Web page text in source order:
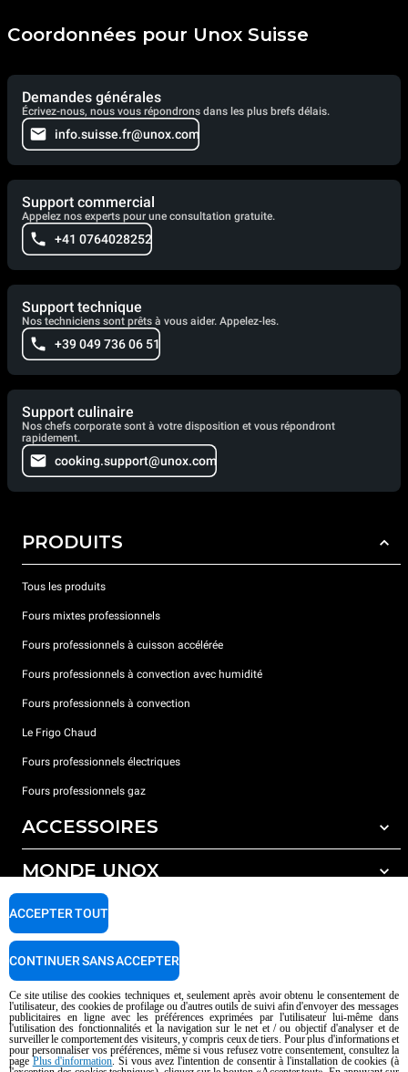
Coordonnées pour Unox Suisse
Demandes générales
Écrivez-nous, nous vous répondrons dans les plus brefs délais.
info.suisse.fr@unox.com
Support commercial
Appelez nos experts pour une consultation gratuite.
+41 0764028252
Support technique
Nos techniciens sont prêts à vous aider. Appelez-les.
+39 049 736 06 51
Support culinaire
Nos chefs corporate sont à votre disposition et vous répondront
rapidement.
cooking.support@unox.com
PRODUITS
Tous les produits
Fours mixtes professionnels
Fours professionnels à cuisson accélérée
Fours professionnels à convection avec humidité
Fours professionnels à convection
Le Frigo Chaud
Fours professionnels électriques
Fours professionnels gaz
ACCESSOIRES
Tous les accessoires
Détergents pour lavage automatique
Détergents pour lavage manuel
Traitement de l'eau avec filtres à résine
MONDE UNOX
Nos bureaux dans le monde
SUPPORT
Garantie Unox
Trouver les Centres SAV
Droits d'auteurt 2026 UNOX SpA Tous droits réservés. Reg.Papova n °
AI Content Disclaimer Privacy policy Cookie policy
Ce site utilise des cookies techniques et, seulement après avoir obtenu le consentement de
l'utilisateur, des cookies de profilage ou d'autres outils de suivi afin d'envoyer des messages
publicitaires en ligne avec les préférences exprimées par l'utilisateur lui-même dans
l'utilisation des fonctionnalités et la navigation sur le net et / ou objectif d'analyser et de
surveiller le comportement des visiteurs, y compris ceux de tiers. Pour plus d'informations et
pour personnaliser vos préférences, même si vous refusez votre consentement, consultez la
page Plus d'information. Si vous avez l'intention de consentir à l'installation de cookies (à
ACCEPTER TOUT
CONTINUER SANS ACCEPTER